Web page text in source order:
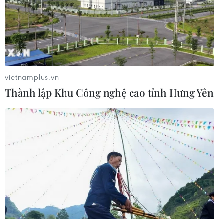
TIN CÙNG CHUYÊN MỤC
Sáu chuyển đổi lớn về tư duy phát
vietnamplus.vn
Thành lập Khu Công nghệ cao tỉnh Hưng Yên